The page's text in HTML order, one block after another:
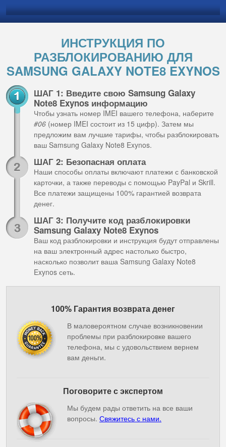
ИНСТРУКЦИЯ ПО
РАЗБЛОКИРОВАНИЮ ДЛЯ
SAMSUNG GALAXY NOTE8 EXYNOS
ШАГ 1: Введите свою Samsung Galaxy
Note8 Exynos информацию
Чтобы узнать номер IMEI вашего телефона, наберите
#06 (номер IMEI состоит из 15 цифр). Затем мы
предложим вам лучшие тарифы, чтобы разблокировать
ваш Samsung Galaxy Note8 Exynos.
ШАГ 2: Безопасная оплата
Наши способы оплаты включают платежи с банковской
карточки, а также переводы с помощью PayPal и Skrill.
Все платежи защищены 100% гарантией возврата
денег.
ШАГ 3: Получите код разблокировки
Samsung Galaxy Note8 Exynos
Ваш код разблокировки и инструкция будут отправлены
на ваш электронный адрес настолько быстро,
насколько позволит ваша Samsung Galaxy Note8
Exynos сеть.
100% Гарантия возврата денег
В маловероятном случае возникновении
проблемы при разблокировке вашего
телефона, мы с удовольствием вернем
вам деньги.
Поговорите с экспертом
Мы будем рады ответить на все ваши
вопросы. Свяжитесь с нами.